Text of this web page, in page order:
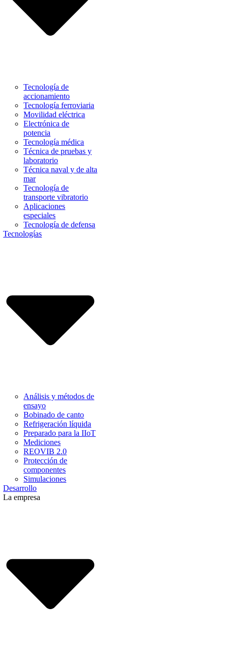
Tecnología de
accionamiento
Tecnología ferroviaria
Movilidad eléctrica
Electrónica de
potencia
Tecnología médica
Técnica de pruebas y
laboratorio
Técnica naval y de alta
mar
Tecnología de
transporte vibratorio
Aplicaciones
especiales
Tecnología de defensa
Tecnologías
Análisis y métodos de
ensayo
Bobinado de canto
Refrigeración líquida
Preparado para la IIoT
Mediciones
REOVIB 2.0
Protección de
componentes
Simulaciones
Desarrollo
La empresa